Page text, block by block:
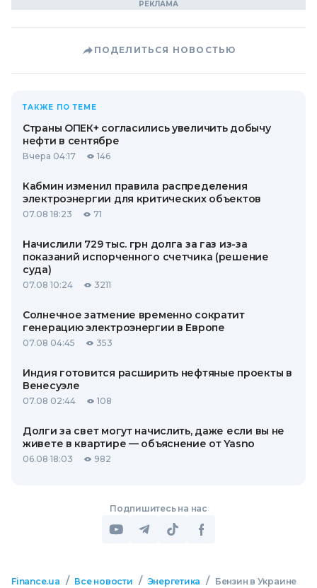
ПОДЕЛИТЬСЯ НОВОСТЬЮ
ТАКЖЕ ПО ТЕМЕ
Страны ОПЕК+ согласились увеличить добычу
нефти в сентябре
Вчера 04:17 146
Кабмин изменил правила распределения
электроэнергии для критических объектов
07.08 18:23 71
Начислили 729 тыс. грн долга за газ из-за
показаний испорченного счетчика (решение
суда)
07.08 10:24 3211
Солнечное затмение временно сократит
генерацию электроэнергии в Европе
07.08 04:45 353
Индия готовится расширить нефтяные проекты в
Венесуэле
07.08 02:44 108
Долги за свет могут начислить, даже если вы не
живете в квартире — объяснение от Yasno
06.08 18:03 982
Подпишитесь на нас
Finance.ua / Все новости / Энергетика /
Бензин в Украине